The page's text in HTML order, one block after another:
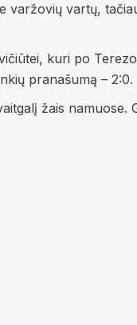
vartų,
kuri po
pranašumą – 2:0.
žais namuose.